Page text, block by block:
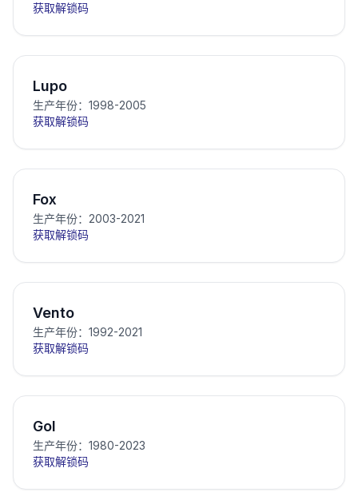
获取解锁码
Lupo
生产年份：1998-2005
获取解锁码
Fox
生产年份：2003-2021
获取解锁码
Vento
生产年份：1992-2021
获取解锁码
Gol
生产年份：1980-2023
获取解锁码